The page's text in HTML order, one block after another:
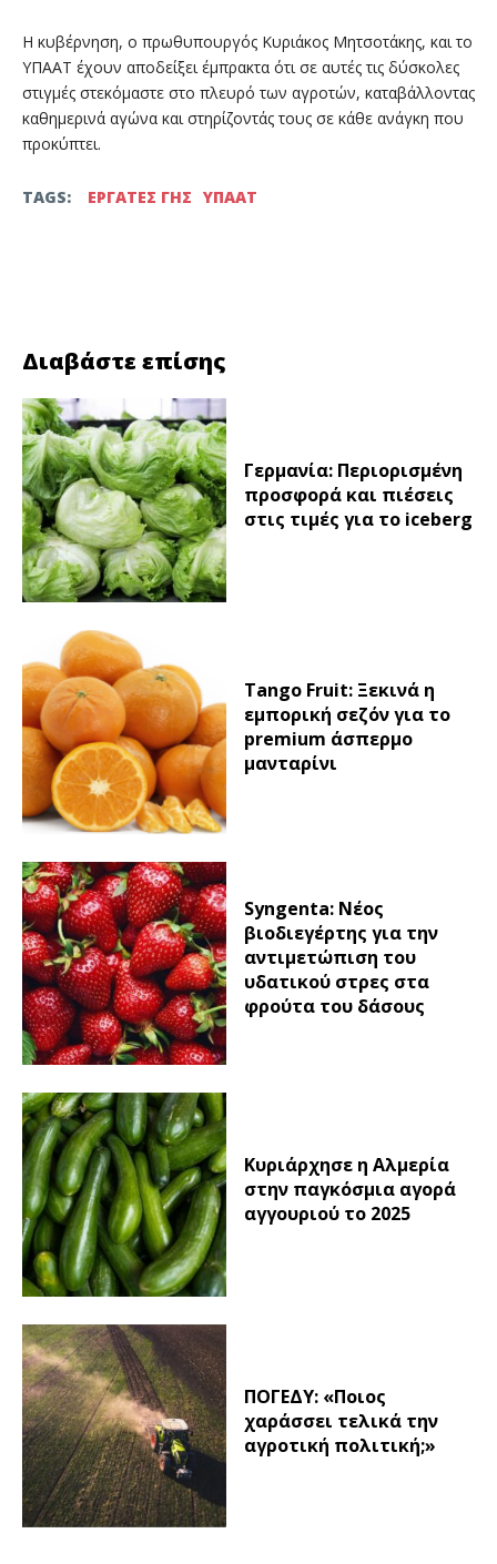
Η κυβέρνηση, ο πρωθυπουργός Κυριάκος Μητσοτάκης, και το
ΥΠΑΑΤ έχουν αποδείξει έμπρακτα ότι σε αυτές τις δύσκολες
στιγμές στεκόμαστε στο πλευρό των αγροτών, καταβάλλοντας
καθημερινά αγώνα και στηρίζοντάς τους σε κάθε ανάγκη που
προκύπτει.
TAGS: ΕΡΓΑΤΕΣ ΓΗΣ ΥΠΑΑΤ
Διαβάστε επίσης
Γερμανία: Περιορισμένη
προσφορά και πιέσεις
στις τιμές για το iceberg
Tango Fruit: Ξεκινά η
εμπορική σεζόν για το
premium άσπερμο
μανταρίνι
Syngenta: Νέος
βιοδιεγέρτης για την
αντιμετώπιση του
υδατικού στρες στα
φρούτα του δάσους
Κυριάρχησε η Αλμερία
στην παγκόσμια αγορά
αγγουριού το 2025
ΠΟΓΕΔΥ: «Ποιος
χαράσσει τελικά την
αγροτική πολιτική;»